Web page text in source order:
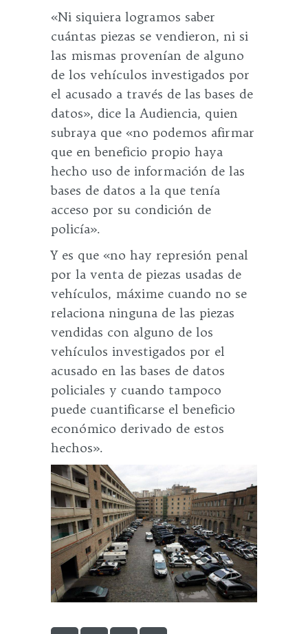
«Ni siquiera logramos saber
cuántas piezas se vendieron, ni si
las mismas provenían de alguno
de los vehículos investigados por
el acusado a través de las bases de
datos», dice la Audiencia, quien
subraya que «no podemos afirmar
que en beneficio propio haya
hecho uso de información de las
bases de datos a la que tenía
acceso por su condición de
policía».
Y es que «no hay represión penal
por la venta de piezas usadas de
vehículos, máxime cuando no se
relaciona ninguna de las piezas
vendidas con alguno de los
vehículos investigados por el
acusado en las bases de datos
policiales y cuando tampoco
puede cuantificarse el beneficio
económico derivado de estos
hechos».